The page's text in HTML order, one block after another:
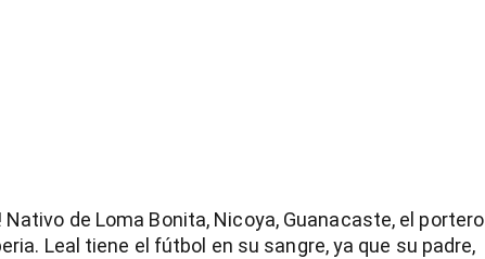
Nativo de Loma Bonita, Nicoya, Guanacaste, el portero
Leal tiene el fútbol en su sangre, ya que su padre,